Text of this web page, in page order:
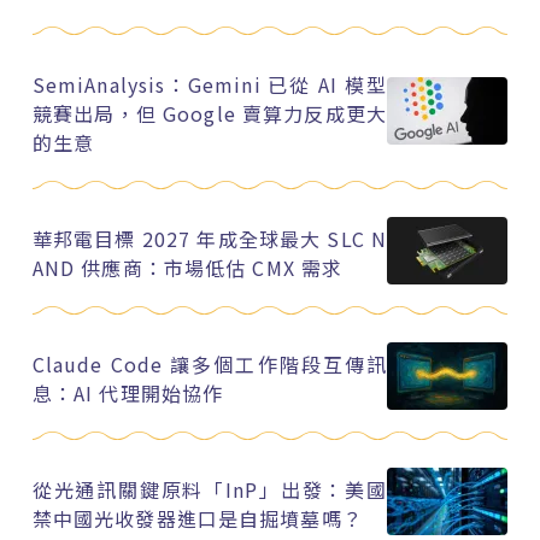
SemiAnalysis：Gemini 已從 AI 模型
競賽出局，但 Google 賣算力反成更大
的生意
華邦電目標 2027 年成全球最大 SLC N
AND 供應商：市場低估 CMX 需求
Claude Code 讓多個工作階段互傳訊
息：AI 代理開始協作
從光通訊關鍵原料「InP」出發：美國
禁中國光收發器進口是自掘墳墓嗎？